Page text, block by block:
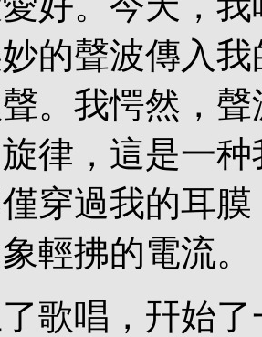
的聲波傳入
。我愕然，
律，這是一
穿過我的耳
輕拂的電流。
歌唱，幵始